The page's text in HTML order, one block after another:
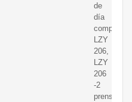
de
día
completo
LZY
206,
LZY
206
-2
prensa